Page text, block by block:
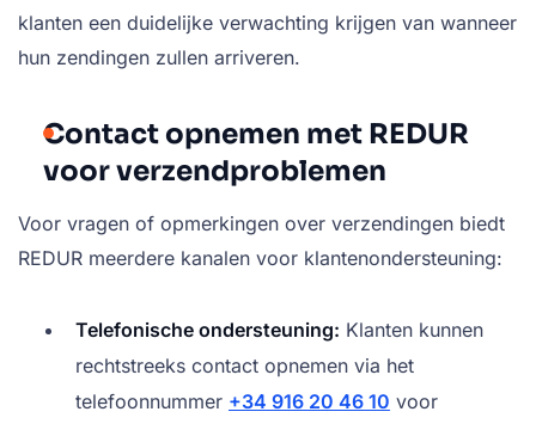
klanten een duidelijke verwachting krijgen van wanneer
hun zendingen zullen arriveren.
Contact opnemen met REDUR
voor verzendproblemen
Voor vragen of opmerkingen over verzendingen biedt
REDUR meerdere kanalen voor klantenondersteuning:
Telefonische ondersteuning: Klanten kunnen
rechtstreeks contact opnemen via het
telefoonnummer +34 916 20 46 10 voor